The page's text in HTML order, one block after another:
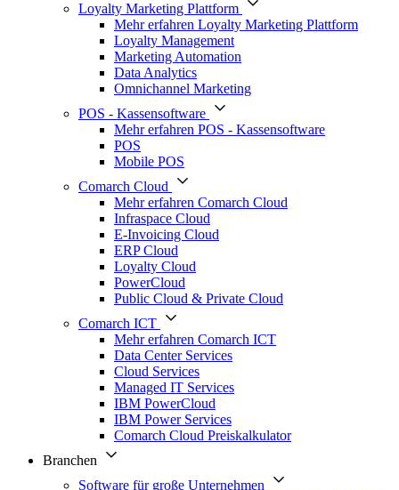
Loyalty Marketing Plattform
Mehr erfahren Loyalty Marketing Plattform
Loyalty Management
Marketing Automation
Data Analytics
Omnichannel Marketing
POS - Kassensoftware
Mehr erfahren POS - Kassensoftware
POS
Mobile POS
Comarch Cloud
Mehr erfahren Comarch Cloud
Infraspace Cloud
E-Invoicing Cloud
ERP Cloud
Loyalty Cloud
PowerCloud
Public Cloud & Private Cloud
Comarch ICT
Mehr erfahren Comarch ICT
Data Center Services
Cloud Services
Managed IT Services
IBM PowerCloud
IBM Power Services
Comarch Cloud Preiskalkulator
Branchen
Software für große Unternehmen